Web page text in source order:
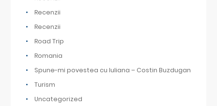
Recenzii
Recenzii
Road Trip
Romania
Spune-mi povestea cu Iuliana – Costin Buzdugan
Turism
Uncategorized